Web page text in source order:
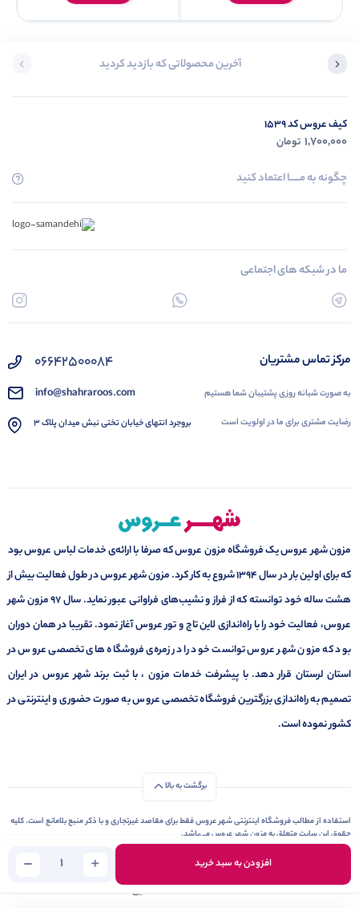
افزودن به سبد خرید
آخرین محصولاتی که بازدید کردید
کیف عروس کد 1539
1,700,000 تومان
چگونه به مــــــا اعتماد کنید
ما در شبکه های اجتماعی
مرکز تماس مشتریان
به صورت شبانه روزی پشتیبان شما هستیم
رضایت مشتری برای ما در اولویت است
۰۶۶۴۲۵۰۰۰۸۴
info@shahraroos.com
بروجرد انتهای خیابان تختی نبش میدان پلاک 3
مزون شهر عروس یک فروشگاه مزون عروس که صرفا با ارائه‌ی خدمات لباس عروس بود
که برای اولین بار در سال 1394 شروع به کار کرد. مزون شهر عروس در طول فعالیت بیش از
هشت ساله خود توانسته که از فراز و نشیب‌های فراوانی عبور نماید. سال ۹۷ مزون شهر
عروس، فعالیت خود را با راه‌اندازی لاین تاج و تور عروس آغاز نمود. تقریبا در همان دوران
بود که مزون شهر عروس توانست خود را در زمره‌ی فروشگاه های تخصصی عروس در
استان لرستان قرار دهد. با پیشرفت خدمات مزون ، با ثبت برند شهر عروس در ایران
تصمیم به راه‌اندازی بزرگترین فروشگاه تخصصی عروس به صورت حضوری و اینترنتی در
کشور نموده است.
برگشت به بالا
استفاده از مطالب فروشگاه اینترنتی شهر عروس فقط برای مقاصد غیرتجاری و با ذکر منبع بلامانع است. کلیه
حقوق این سایت متعلق به مزون شهر عروس می‌باشد.
Copyright © 2006 - 2026
طراحی و توسعه توسط